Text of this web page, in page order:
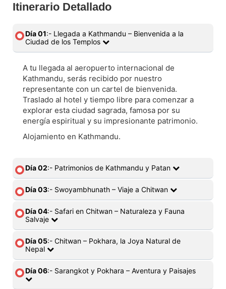
Itinerario Detallado
Día 01:- Llegada a Kathmandu – Bienvenida a la
Ciudad de los Templos
A tu llegada al aeropuerto internacional de
Kathmandu, serás recibido por nuestro
representante con un cartel de bienvenida.
Traslado al hotel y tiempo libre para comenzar a
explorar esta ciudad sagrada, famosa por su
energía espiritual y su impresionante patrimonio.
Alojamiento en Kathmandu.
Día 02:- Patrimonios de Kathmandu y Patan
Día 03:- Swoyambhunath – Viaje a Chitwan
Día 04:- Safari en Chitwan – Naturaleza y Fauna
Salvaje
Día 05:- Chitwan – Pokhara, la Joya Natural de
Nepal
Día 06:- Sarangkot y Pokhara – Aventura y Paisajes